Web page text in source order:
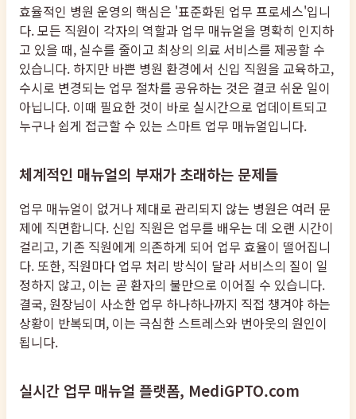
효율적인 병원 운영의 핵심은 '표준화된 업무 프로세스'입니
다. 모든 직원이 각자의 역할과 업무 매뉴얼을 명확히 인지하
고 있을 때, 실수를 줄이고 최상의 의료 서비스를 제공할 수
있습니다. 하지만 바쁜 병원 환경에서 신입 직원을 교육하고,
수시로 변경되는 업무 절차를 공유하는 것은 결코 쉬운 일이
아닙니다. 이때 필요한 것이 바로 실시간으로 업데이트되고
누구나 쉽게 접근할 수 있는 스마트 업무 매뉴얼입니다.
체계적인 매뉴얼의 부재가 초래하는 문제들
업무 매뉴얼이 없거나 제대로 관리되지 않는 병원은 여러 문
제에 직면합니다. 신입 직원은 업무를 배우는 데 오랜 시간이
걸리고, 기존 직원에게 의존하게 되어 업무 효율이 떨어집니
다. 또한, 직원마다 업무 처리 방식이 달라 서비스의 질이 일
정하지 않고, 이는 곧 환자의 불만으로 이어질 수 있습니다.
결국, 원장님이 사소한 업무 하나하나까지 직접 챙겨야 하는
상황이 반복되며, 이는 극심한 스트레스와 번아웃의 원인이
됩니다.
실시간 업무 매뉴얼 플랫폼, MediGPTO.com